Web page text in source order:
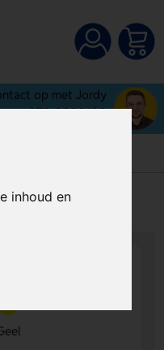
inhoud en
op met Jordy
072-3030100